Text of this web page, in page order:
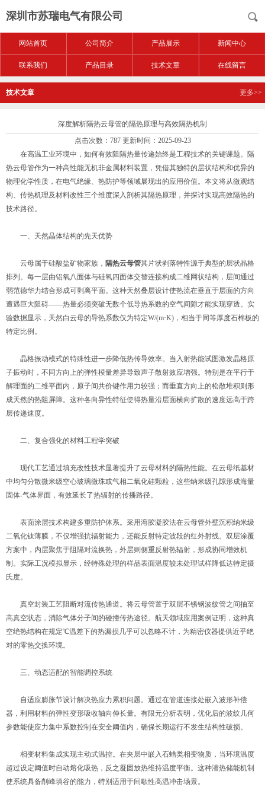
深圳市苏瑞电气有限公司
网站首页 公司简介 产品展示 新闻中心
联系我们 产品目录 技术文章 在线留言
技术文章 更多>>
深度解析隔热云母管的隔热原理与高效隔热机制
点击次数：787 更新时间：2025-09-23
在高温工业环境中，如何有效阻隔热量传递始终是工程技术的关键课题。隔
热云母管作为一种高性能无机非金属材料装置，凭借其独特的层状结构和优异的
物理化学性质，在电气绝缘、热防护等领域展现出的应用价值。本文将从微观结
构、传热机理及材料改性三个维度深入剖析其隔热原理，并探讨实现高效隔热的
技术路径。
一、天然晶体结构的先天优势
云母属于硅酸盐矿物家族， 隔热云母管其片状剥落特性源于典型的层状晶格
排列。每一层由铝氧八面体与硅氧四面体交替连接构成二维网状结构，层间通过
弱范德华力结合形成可剥离平面。这种天然叠层设计使热流在垂直于层面的方向
遭遇巨大阻碍——热量必须突破无数个低导热系数的空气间隙才能实现穿透。实
验数据显示，天然白云母的导热系数仅为特定W/(m·K)，相当于同等厚度石棉板的
特定比例。
晶格振动模式的特殊性进一步降低热传导效率。当入射热能试图激发晶格原
子振动时，不同方向上的弹性模量差异导致声子散射效应增强。特别是在平行于
解理面的二维平面内，原子间共价键作用力较强；而垂直方向上的松散堆积则形
成天然的热阻屏障。这种各向异性特征使得热量沿层面横向扩散的速度远高于跨
层传递速度。
二、复合强化的材料工程学突破
现代工艺通过填充改性技术显著提升了云母材料的隔热性能。在云母纸基材
中均匀分散微米级空心玻璃微珠或气相二氧化硅颗粒，这些纳米级孔隙形成海量
固体-气体界面，有效延长了热辐射的传播路径。
表面涂层技术构建多重防护体系。采用溶胶凝胶法在云母管外壁沉积纳米级
二氧化钛薄膜，不仅增强抗辐射能力，还能反射特定波段的红外射线。双层涂覆
方案中，内层聚焦于阻隔对流换热，外层则侧重反射热辐射，形成协同增效机
制。实际工况模拟显示，经特殊处理的样品表面温度较未处理试样降低达特定摄
氏度。
真空封装工艺阻断对流传热通道。将云母管置于双层不锈钢波纹管之间抽至
高真空状态，消除气体分子间的碰撞传热途径。航天领域应用案例证明，这种真
空绝热结构在规定℃温差下的热漏损几乎可以忽略不计，为精密仪器提供近乎绝
对的零热交换环境。
三、动态适配的智能调控系统
自适应膨胀节设计解决热应力累积问题。通过在管道连接处嵌入波形补偿
器，利用材料的弹性变形吸收轴向伸长量。有限元分析表明，优化后的波纹几何
参数能使应力集中系数控制在安全阈值内，确保长期运行不发生结构性破损。
相变材料集成实现主动式温控。在夹层中嵌入石蜡类相变物质，当环境温度
超过设定阈值时自动熔化吸热，反之凝固放热维持温度平衡。这种潜热储能机制
使系统具备削峰填谷的能力，特别适用于间歇性高温冲击场景。